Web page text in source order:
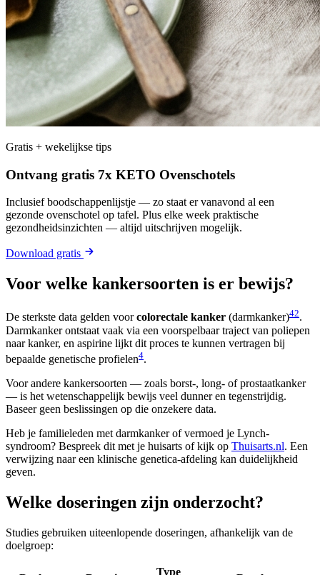
Gratis + wekelijkse tips
Ontvang gratis 7x KETO Ovenschotels
Inclusief boodschappenlijstje — zo staat er vanavond al een
gezonde ovenschotel op tafel. Plus elke week praktische
gezondheidsinzichten — altijd uitschrijven mogelijk.
Download gratis
Voor welke kankersoorten is er bewijs?
De sterkste data gelden voorcolorectale kanker (darmkanker)42.
Darmkanker ontstaat vaak via een voorspelbaar traject van poliepen
naar kanker, en aspirine lijkt dit proces te kunnen vertragen bij
bepaalde genetische profielen4.
Voor andere kankersoorten — zoals borst-, long- of prostaatkanker
— is het wetenschappelijk bewijs veel dunner en tegenstrijdig.
Baseer geen beslissingen op die onzekere data.
Heb je familieleden met darmkanker of vermoed je Lynch-
syndroom? Bespreek dit met je huisarts of kijk op Thuisarts.nl. Een
verwijzing naar een klinische genetica-afdeling kan duidelijkheid
geven.
Welke doseringen zijn onderzocht?
Studies gebruiken uiteenlopende doseringen, afhankelijk van de
doelgroep:
Type